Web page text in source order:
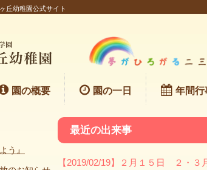
丘幼稚園公式サイト
園の概要 園の一日 年間行
う』
最近の出来事
【2019/02/19】２月１５日 ２・３